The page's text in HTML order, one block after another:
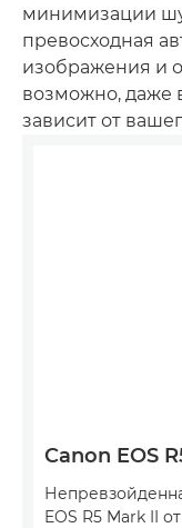
минимизации
превосходная
изображения и
возможно, даже
зависит от
Canon EOS
EOS R5 Mark II